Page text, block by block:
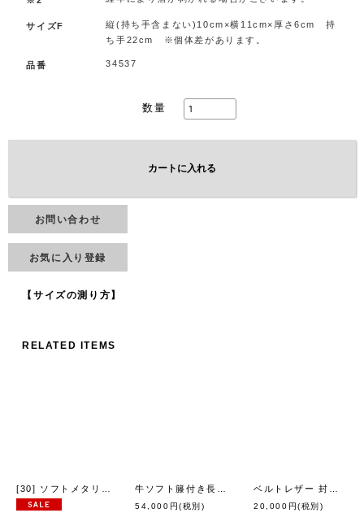
サイズF
縦(持ち手含まない)10cm×横11cm×厚さ6cm 持
ち手22cm ※個体差があります。
品番 34537
数量
カートに入れる
お問い合わせ
お気に入り登録
【サイズの測り方】
RELATED ITEMS
eb.a.gos] [eb.a.gos
54,000 円(税別)
20,000 円(税別)